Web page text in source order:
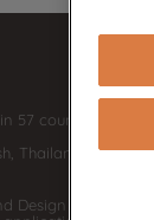
countries and
Centers &